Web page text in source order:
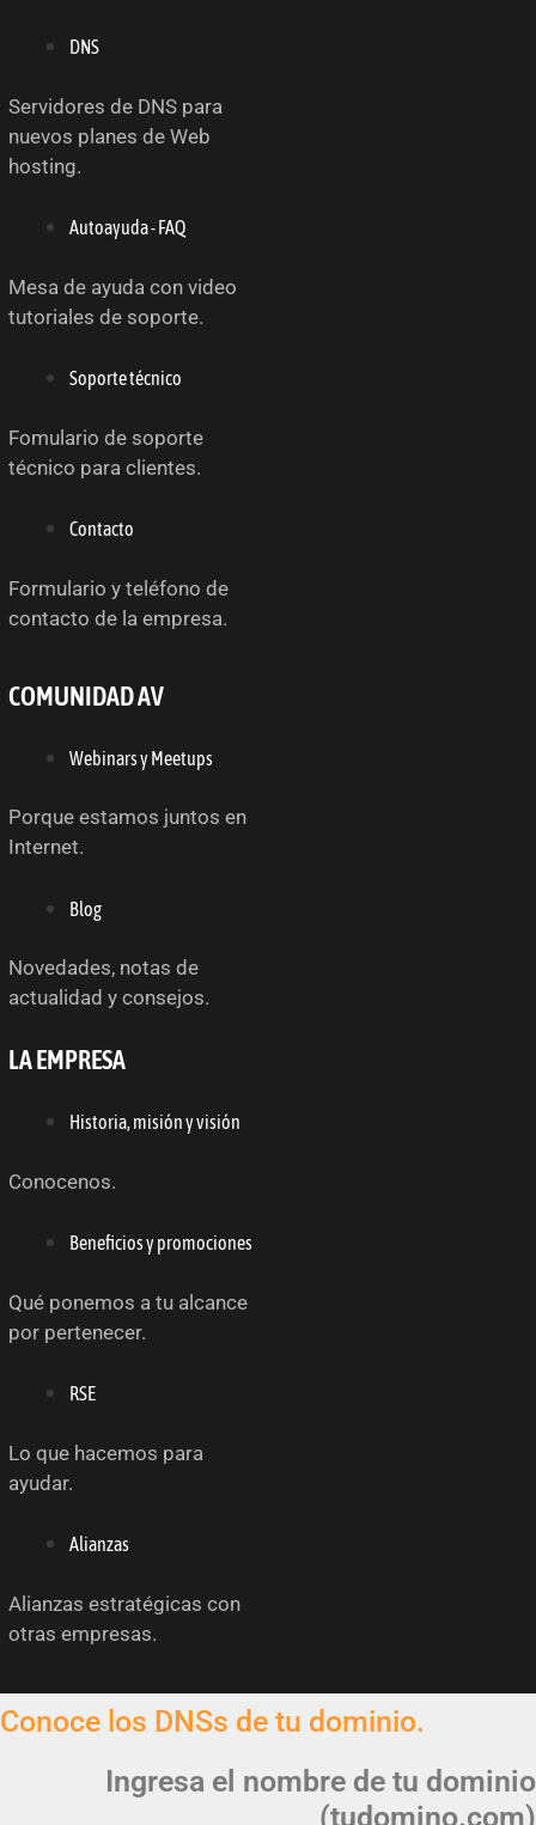
DNS
Servidores de DNS para
nuevos planes de Web
hosting.
Autoayuda - FAQ
Mesa de ayuda con video
tutoriales de soporte.
Soporte técnico
Fomulario de soporte
técnico para clientes.
Contacto
Formulario y teléfono de
contacto de la empresa.
COMUNIDAD AV
Webinars y Meetups
Porque estamos juntos en
Internet.
Blog
Novedades, notas de
actualidad y consejos.
LA EMPRESA
Historia, misión y visión
Conocenos.
Beneficios y promociones
Qué ponemos a tu alcance
por pertenecer.
RSE
Lo que hacemos para
ayudar.
Alianzas
Alianzas estratégicas con
otras empresas.
Conoce los DNSs de tu dominio.
Ingresa el nombre de tu dominio
(tudomino.com)